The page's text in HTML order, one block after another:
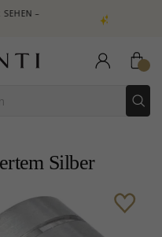
NEW COLLECTION | AURA
Silber